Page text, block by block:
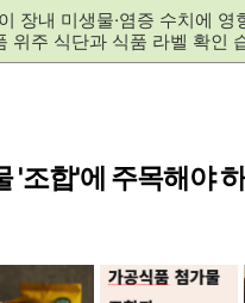
장내 미생물·염증 수치에 영
위주 식단과 식품 라벨 확인
'조합'에 주목해야